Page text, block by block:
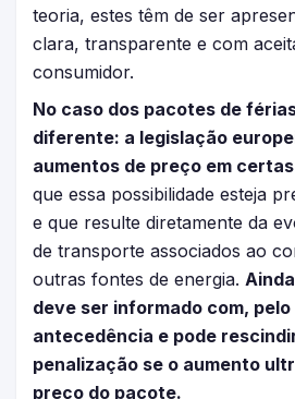
teoria, estes têm de ser
clara, transparente e com
consumidor.
No caso dos pacotes de
diferente: a legislação
aumentos de preço em
que essa possibilidade esteja
e que resulte diretamente da
de transporte associados ao
outras fontes de energia.
deve ser informado com,
antecedência e pode
penalização se o aumento
preço do pacote.